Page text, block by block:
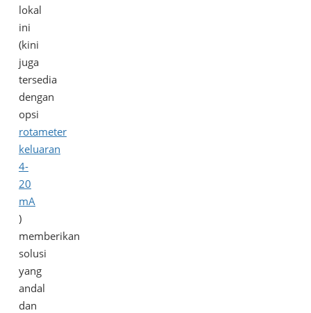
lokal
ini
(kini
juga
tersedia
dengan
opsi
rotameter
keluaran
4-
20
mA
)
memberikan
solusi
yang
andal
dan